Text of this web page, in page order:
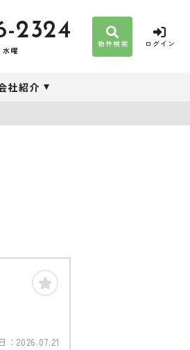
2324
水曜
物件検索 ログイン
社紹介
： 2026.07.21